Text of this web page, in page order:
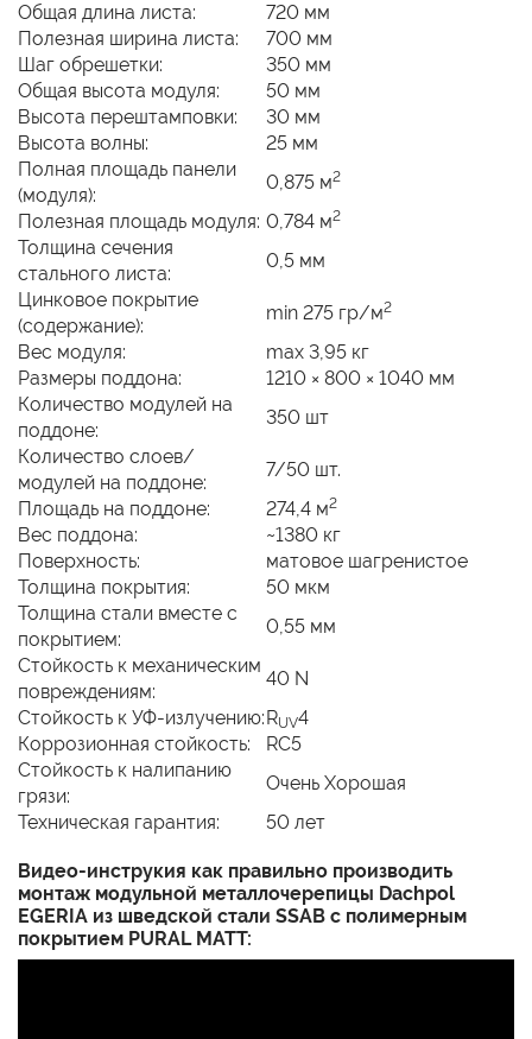
Общая длина листа:
720 мм
Полезная ширина листа:
700 мм
Шаг обрешетки:
350 мм
Общая высота модуля:
50 мм
Высота перештамповки:
30 мм
Высота волны:
25 мм
Полная площадь панели
(модуля):
0,875 м2
Полезная площадь модуля: 0,784 м2
Толщина сечения
стального листа:
0,5 мм
Цинковое покрытие
(содержание):
min 275 гр/м2
Вес модуля:
max 3,95 кг
Размеры поддона:
1210 × 800 × 1040 мм
Количество модулей на
поддоне:
350 шт
Количество слоев/
модулей на поддоне:
7/50 шт.
Площадь на поддоне:
274,4 м2
Вес поддона:
~1380 кг
Поверхность:
матовое шагренистое
Толщина покрытия:
50 мкм
Толщина стали вместе с
покрытием:
0,55 мм
Стойкость к механическим
повреждениям:
40 N
Стойкость к УФ-излучению:RUV4
Коррозионная стойкость:
RC5
Cтойкость к налипанию
грязи:
Очень Хорошая
Техническая гарантия:
50 лет
Видео-инструкия как правильно производить
монтаж модульной металлочерепицы Dachpol
EGERIA из шведской стали SSAB с полимерным
покрытием PURAL MATT: